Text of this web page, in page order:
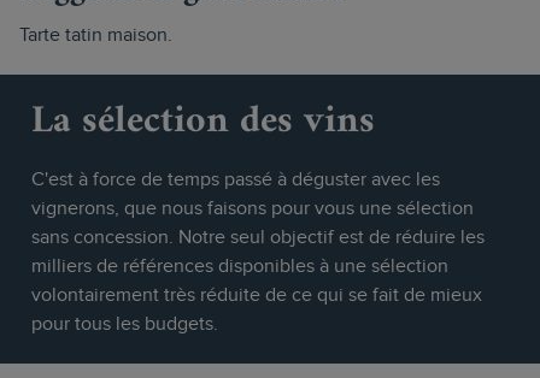
Tarte tatin maison.
La sélection des vins
C'est à force de temps passé à déguster avec les
vignerons, que nous faisons pour vous une sélection
sans concession. Notre seul objectif est de réduire les
milliers de références disponibles à une sélection
volontairement très réduite de ce qui se fait de mieux
pour tous les budgets.